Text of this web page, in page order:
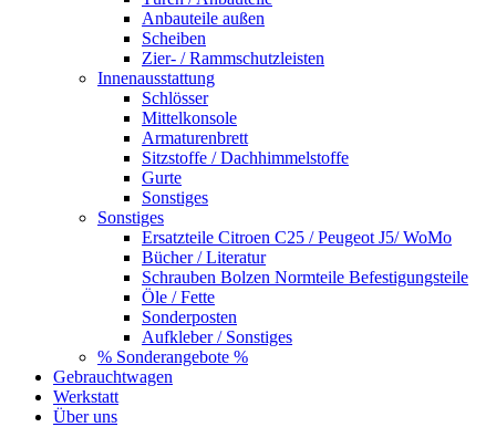
Anbauteile außen
Scheiben
Zier- / Rammschutzleisten
Innenausstattung
Schlösser
Mittelkonsole
Armaturenbrett
Sitzstoffe / Dachhimmelstoffe
Gurte
Sonstiges
Sonstiges
Ersatzteile Citroen C25 / Peugeot J5/ WoMo
Bücher / Literatur
Schrauben Bolzen Normteile Befestigungsteile
Öle / Fette
Sonderposten
Aufkleber / Sonstiges
% Sonderangebote %
Gebrauchtwagen
Werkstatt
Über uns